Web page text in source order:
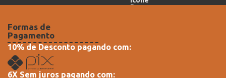
Formas de
Pagamento
10% de Desconto pagando com:
6X Sem juros pagando com: